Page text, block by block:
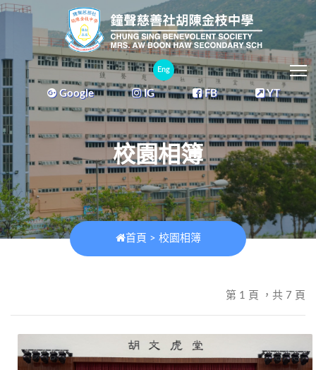
Eng
Google IG FB YT
校園相簿
首頁 > 校園相簿
第 1 頁 ，共 7 頁